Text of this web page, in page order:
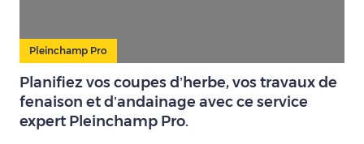
Pleinchamp Pro
Planifiez vos coupes d’herbe, vos travaux de
fenaison et d’andainage avec ce service
expert Pleinchamp Pro.